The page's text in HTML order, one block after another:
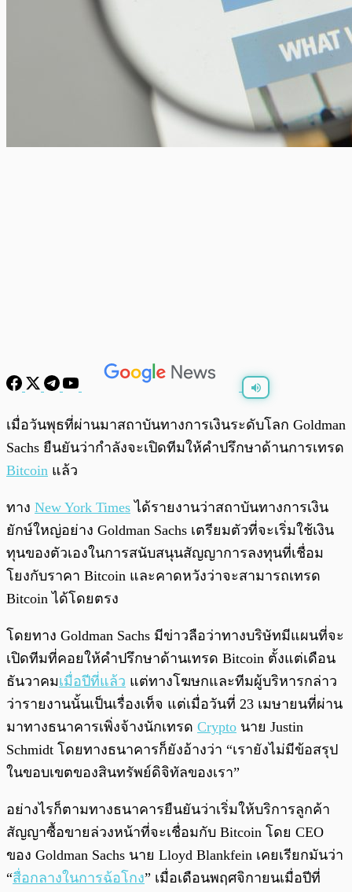
พร้อมเล่น 0:00
เมื่อวันพุธที่ผ่านมาสถาบันทางการเงินระดับโลก Goldman
Sachs ยืนยันว่ากำลังจะเปิดทีมให้คำปรึกษาด้านการเทรด
Bitcoin แล้ว
ทาง New York Times ได้รายงานว่าสถาบันทางการเงิน
ยักษ์ใหญ่อย่าง Goldman Sachs เตรียมตัวที่จะเริ่มใช้เงิน
ทุนของตัวเองในการสนับสนุนสัญญาการลงทุนที่เชื่อม
โยงกับราคา Bitcoin และคาดหวังว่าจะสามารถเทรด
Bitcoin ได้โดยตรง
โดยทาง Goldman Sachs มีข่าวลือว่าทางบริษัทมีแผนที่จะ
เปิดทีมที่คอยให้คำปรึกษาด้านเทรด Bitcoin ตั้งแต่เดือน
ธันวาคมเมื่อปีที่แล้ว แต่ทางโฆษกและทีมผู้บริหารกล่าว
ว่ารายงานนั้นเป็นเรื่องเท็จ แต่เมื่อวันที่ 23 เมษายนที่ผ่าน
มาทางธนาคารเพิ่งจ้างนักเทรด Crypto นาย Justin
Schmidt โดยทางธนาคารก็ยังอ้างว่า “เรายังไม่มีข้อสรุป
ในขอบเขตของสินทรัพย์ดิจิทัลของเรา”
อย่างไรก็ตามทางธนาคารยืนยันว่าเริ่มให้บริการลูกค้า
สัญญาซื้อขายล่วงหน้าที่จะเชื่อมกับ Bitcoin โดย CEO
ของ Goldman Sachs นาย Lloyd Blankfein เคยเรียกมันว่า
“สื่อกลางในการฉ้อโกง” เมื่อเดือนพฤศจิกายนเมื่อปีที่